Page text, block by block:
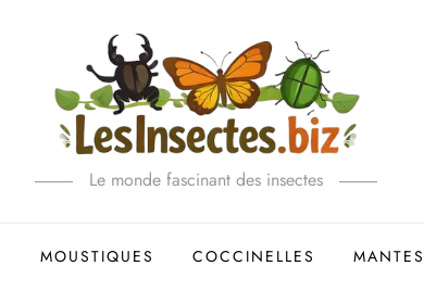
Le monde fascinant des insectes
MOUSTIQUES COCCINELLES MANTES